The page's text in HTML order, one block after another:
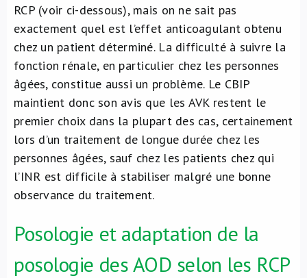
RCP (voir ci-dessous), mais on ne sait pas
exactement quel est l’effet anticoagulant obtenu
chez un patient déterminé. La difficulté à suivre la
fonction rénale, en particulier chez les personnes
âgées, constitue aussi un problème. Le CBIP
maintient donc son avis que les AVK restent le
premier choix dans la plupart des cas, certainement
lors d’un traitement de longue durée chez les
personnes âgées, sauf chez les patients chez qui
l’INR est difficile à stabiliser malgré une bonne
observance du traitement.
Posologie et adaptation de la
posologie des AOD selon les RCP